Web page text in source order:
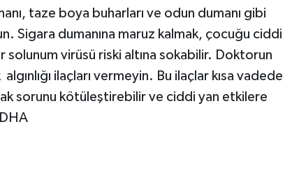
taze boya buharları ve odun dumanı gibi
Sigara dumanına maruz kalmak, çocuğu ciddi
solunum virüsü riski altına sokabilir. Doktorun
ilaçları vermeyin. Bu ilaçlar kısa vadede
sorunu kötüleştirebilir ve ciddi yan etkilere